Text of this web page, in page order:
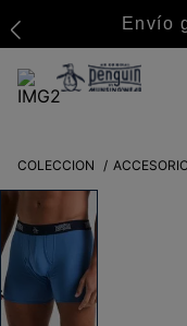
Envío
COLECCION